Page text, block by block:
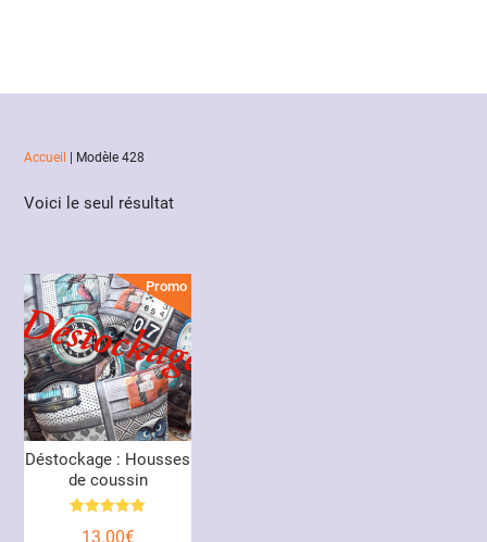
Accueil Modèle 428
Voici le seul résultat
Promo !
Déstockage : Housses
de coussin
5.00
13.00€